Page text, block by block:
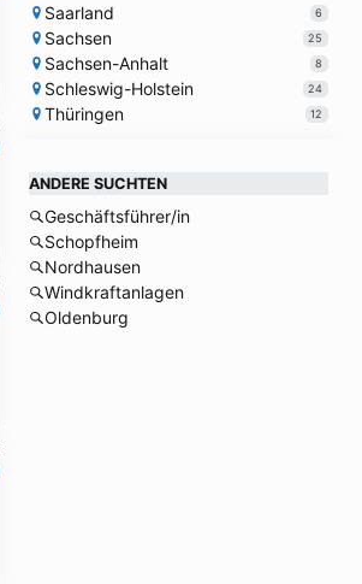
Saarland 6
Sachsen 25
Sachsen-Anhalt 8
Schleswig-Holstein 24
Thüringen 12
ANDERE SUCHTEN
Geschäftsführer/in
Schopfheim
Nordhausen
Windkraftanlagen
Oldenburg